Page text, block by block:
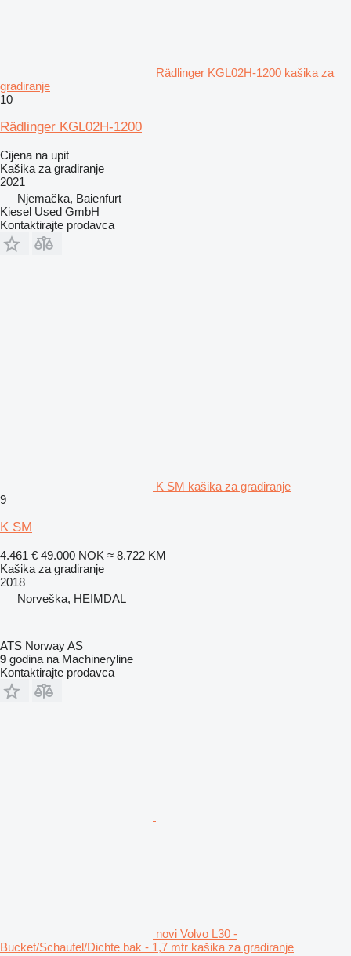
Rädlinger KGL02H-1200 kašika za
gradiranje
10
Rädlinger KGL02H-1200
Cijena na upit
Kašika za gradiranje
2021
Njemačka, Baienfurt
Kiesel Used GmbH
Kontaktirajte prodavca
K SM kašika za gradiranje
9
K SM
4.461 € 49.000 NOK ≈ 8.722 KM
Kašika za gradiranje
2018
Norveška, HEIMDAL
ATS Norway AS
9 godina na Machineryline
Kontaktirajte prodavca
novi Volvo L30 -
Bucket/Schaufel/Dichte bak - 1,7 mtr kašika za gradiranje